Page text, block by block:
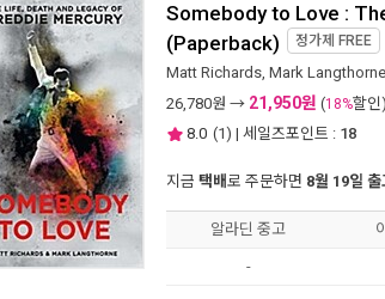
Somebody to Love :
(Paperback) 정가제 FREE
Matt Richards, Mark Langthorne
26,780원 → 21,950원 (18%할인
8.0 (1) | 세일즈포인트 : 18
지금 택배로 주문하면 8월 19일 출
알라딘 중고
-